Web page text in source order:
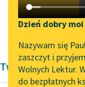
Katalog DAISY
Podkasty o książkach
Aktualności
„Prokurator Alicja
do słuchania
Dzień dobry
Nazywam się
zaszczyt i
Wolnych Lektur.
do bezpłatnych
Twórczość